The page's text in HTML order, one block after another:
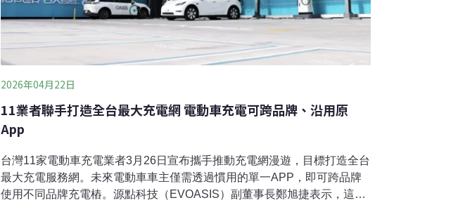
2026年04月22日
11業者聯手打造全台最大充電網 電動車充電可跨品牌、沿用原
App
台灣11家電動車充電業者3月26日宣布攜手推動充電網漫遊，目標打造全台
最大充電服務網。未來電動車車主僅需透過慣用的單一APP，即可跨品牌
使用不同品牌充電樁。源點科技（EVOASIS）副董事長鄭旭捷表示，這項